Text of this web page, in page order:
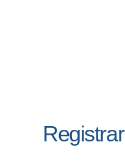
Registrar